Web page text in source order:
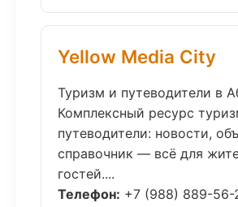
Yellow Media City
Туризм и путеводители в
Комплексный ресурс
путеводители: новости,
справочник — всё для
гостей....
Телефон: +7 (988) 889-56-